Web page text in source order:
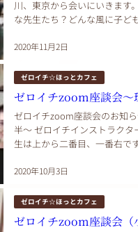
2020年11月2日
川、東京から会いにいきます
な先生たち？どんな風に子ど
ゼロイチ☆ほっとカフェ
ゼロイチzoom座談会〜
2020年10月3日
ゼロイチzoom座談会のお知
半〜 ゼロイチインストラク
生は上から二番目、一番右で
ゼロイチ☆ほっとカフェ
ゼロイチzoom座談会（